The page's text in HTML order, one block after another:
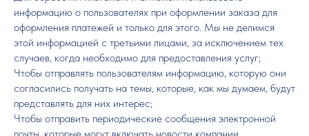
информацию о пользователях при оформлении заказа для
оформления платежей и только для этого. Мы не делимся
этой информацией с третьими лицами, за исключением тех
случаев, когда необходимо для предоставления услуг;
Чтобы отправлять пользователям информацию, которую они
согласились получать на темы, которые, как мы думаем, будут
представлять для них интерес;
Чтобы отправить периодические сообщения электронной
почты, которые могут включать новости компании,